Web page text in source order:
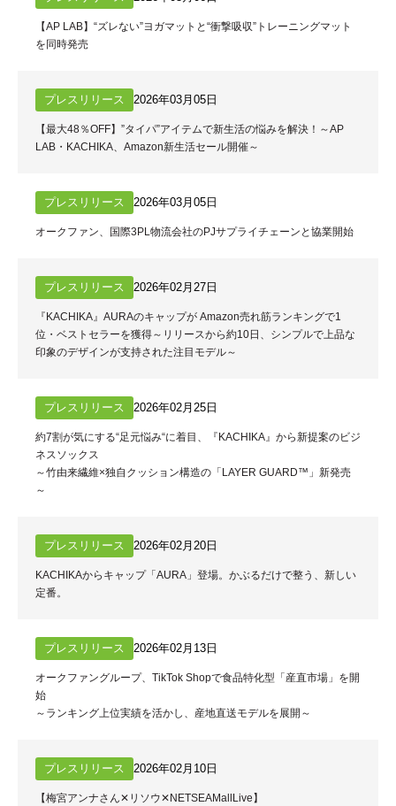
【AP LAB】“ズレない”ヨガマットと“衝撃吸収”トレーニングマット
を同時発売
プレスリリース 2026年03月05日
【最大48％OFF】”タイパ”アイテムで新生活の悩みを解決！～AP
LAB・KACHIKA、Amazon新生活セール開催～
プレスリリース 2026年03月05日
オークファン、国際3PL物流会社のPJサプライチェーンと協業開始
プレスリリース 2026年02月27日
『KACHIKA』AURAのキャップが Amazon売れ筋ランキングで1
位・ベストセラーを獲得～リリースから約10日、シンプルで上品な
印象のデザインが支持された注目モデル～
プレスリリース 2026年02月25日
約7割が気にする“足元悩み“に着目、『KACHIKA』から新提案のビジ
ネスソックス
～竹由来繊維×独自クッション構造の「LAYER GUARD™」新発売
～
プレスリリース 2026年02月20日
KACHIKAからキャップ「AURA」登場。かぶるだけで整う、新しい
定番。
プレスリリース 2026年02月13日
オークファングループ、TikTok Shopで食品特化型「産直市場」を開
始
～ランキング上位実績を活かし、産地直送モデルを展開～
プレスリリース 2026年02月10日
【梅宮アンナさん✕リソウ✕NETSEAMallLive】